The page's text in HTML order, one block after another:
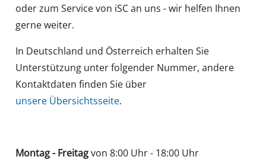
oder zum Service von iSC an uns - wir helfen Ihnen
gerne weiter.
In Deutschland und Österreich erhalten Sie
Unterstützung unter folgender Nummer, andere
Kontaktdaten finden Sie über
unsere Übersichtsseite.
Montag - Freitagvon 8:00 Uhr - 18:00 Uhr